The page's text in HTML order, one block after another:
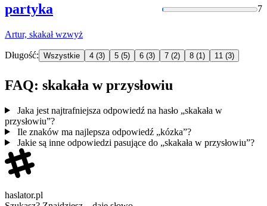
partyka 7
Artur, skakałwzwyż
Długość: Wszystkie 4 (3) 5 (5) 6 (3) 7 (2) 8 (1) 11 (3)
FAQ: skakała w przysłowiu
Jaka jest najtrafniejsza odpowiedź na hasło „skakała w
przysłowiu”?
Ile znaków ma najlepsza odpowiedź „kózka”?
Jakie są inne odpowiedzi pasujące do „skakała w przysłowiu”?
haslator.pl